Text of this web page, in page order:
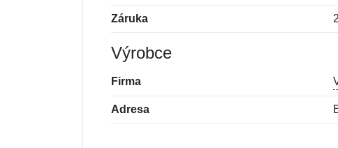
Záruka
Výrobce
Firma
Adresa